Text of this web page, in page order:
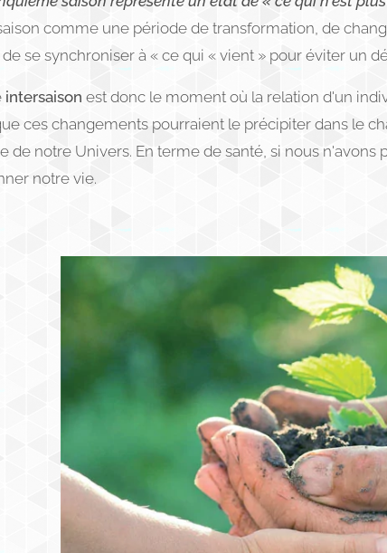
comme une période de transformation, de
se synchroniser à « ce qui « vient » pour éviter un
intersaison est donc le moment où la relation d'un
ces changements pourraient le précipiter dans le
de notre Univers. En terme de santé, si nous
notre vie.